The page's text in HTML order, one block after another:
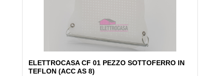
ELETTROCASA CF 01 PEZZO SOTTOFERRO IN
TEFLON (ACC AS 8)